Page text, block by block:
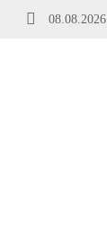
08.08.2026